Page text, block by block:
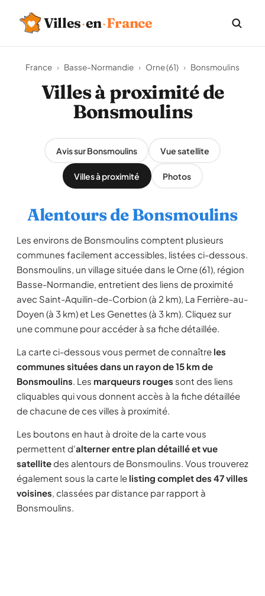
Villes·en·France
France › Basse-Normandie › Orne (61) › Bonsmoulins
Villes à proximité de
Bonsmoulins
Avis sur Bonsmoulins Vue satellite
Villes à proximité Photos
Alentours de Bonsmoulins
Les environs de Bonsmoulins comptent plusieurs
communes facilement accessibles, listées ci-dessous.
Bonsmoulins, un village située dans le Orne (61), région
Basse-Normandie, entretient des liens de proximité
avec Saint-Aquilin-de-Corbion (à 2 km), La Ferrière-au-
Doyen (à 3 km) et Les Genettes (à 3 km). Cliquez sur
une commune pour accéder à sa fiche détaillée.
La carte ci-dessous vous permet de connaître les
communes situées dans un rayon de 15 km de
Bonsmoulins. Les marqueurs rouges sont des liens
cliquables qui vous donnent accès à la fiche détaillée
de chacune de ces villes à proximité.
Les boutons en haut à droite de la carte vous
permettent d'alterner entre plan détaillé et vue
satellitedes alentours de Bonsmoulins. Vous trouverez
également sous la carte le listing complet des 47 villes
voisines, classées par distance par rapport à
Bonsmoulins.